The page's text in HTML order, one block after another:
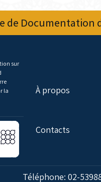
de Documentation
sur
la
À propos
Contacts
Téléphone:02-